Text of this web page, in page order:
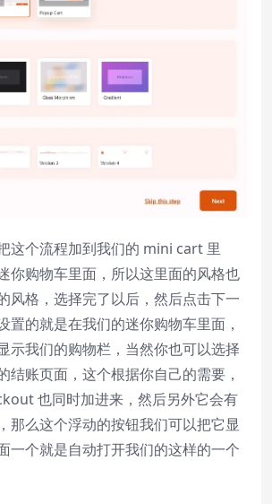
这个流程加到我们的 mini cart 里
你购物车里面，所以这里面的风格也
风格，选择完了以后，然后点击下一
置的就是在我们的迷你购物车里面，
示我们的购物栏，当然你也可以选择
结账页面，这个根据你自己的需要，
也同时加进来，然后另外它会有
那么这个浮动的按钮我们可以把它显
一个就是自动打开我们的这样的一个